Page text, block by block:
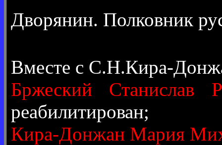
Дворянин. Полковник
Вместе с С.Н.Кира-
Бржеский Станислав
реабилитирован;
Кира-Донжан Мария